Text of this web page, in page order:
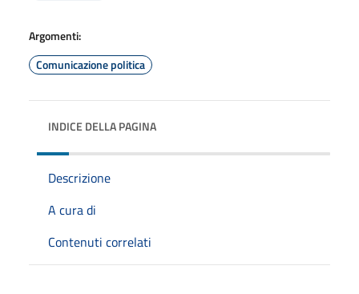
Argomenti:
Comunicazione politica
INDICE DELLA PAGINA
Descrizione
A cura di
Contenuti correlati